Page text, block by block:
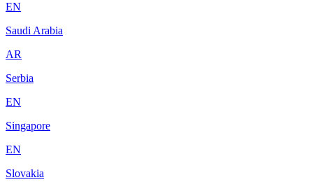
EN
Saudi Arabia
AR
Serbia
EN
Singapore
EN
Slovakia